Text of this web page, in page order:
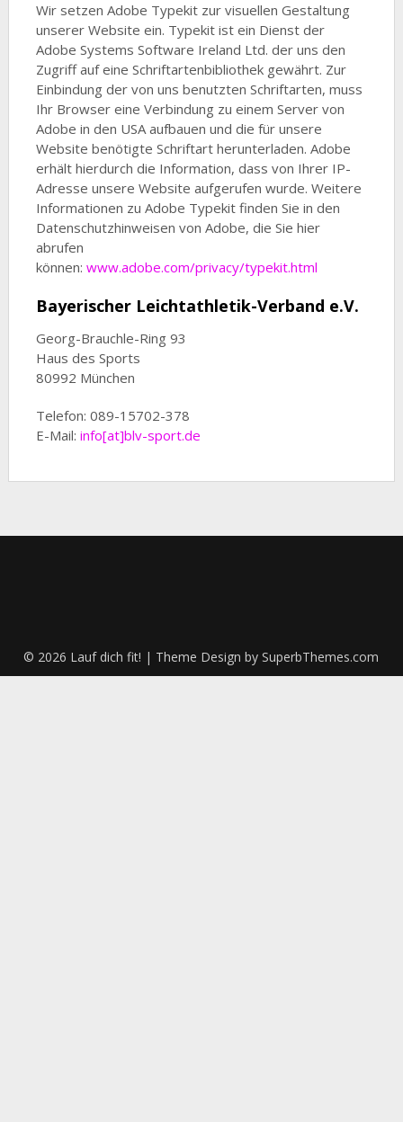
Wir setzen Adobe Typekit zur visuellen Gestaltung
unserer Website ein. Typekit ist ein Dienst der
Adobe Systems Software Ireland Ltd. der uns den
Zugriff auf eine Schriftartenbibliothek gewährt. Zur
Einbindung der von uns benutzten Schriftarten, muss
Ihr Browser eine Verbindung zu einem Server von
Adobe in den USA aufbauen und die für unsere
Website benötigte Schriftart herunterladen. Adobe
erhält hierdurch die Information, dass von Ihrer IP-
Adresse unsere Website aufgerufen wurde. Weitere
Informationen zu Adobe Typekit finden Sie in den
Datenschutzhinweisen von Adobe, die Sie hier
abrufen
können: www.adobe.com/privacy/typekit.html
Bayerischer Leichtathletik-Verband e.V.
Georg-Brauchle-Ring 93
Haus des Sports
80992 München
Telefon: 089-15702-378
E-Mail: info[at]blv-sport.de
© 2026 Lauf dich fit! | Theme Design bySuperbThemes.com